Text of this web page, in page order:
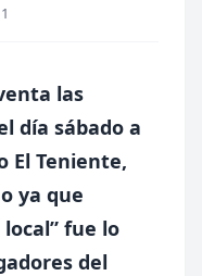
las
día sábado a
El Teniente,
ya que
fue lo
del